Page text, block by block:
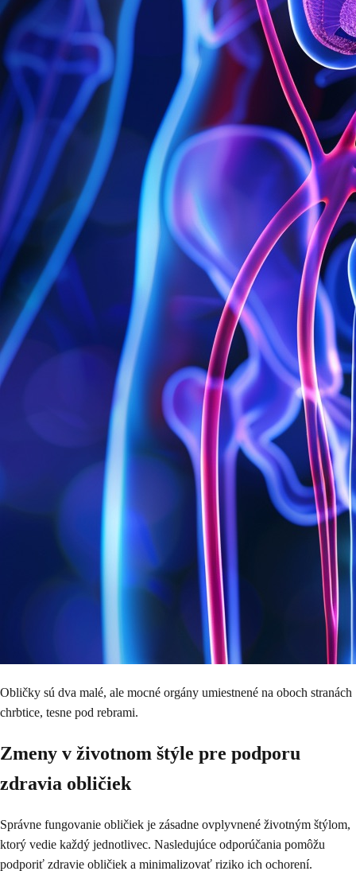
Obličky sú dva malé, ale mocné orgány umiestnené na oboch stranách
chrbtice, tesne pod rebrami.
Zmeny v životnom štýle pre podporu
zdravia obličiek
Správne fungovanie obličiek je zásadne ovplyvnené životným štýlom,
ktorý vedie každý jednotlivec. Nasledujúce odporúčania pomôžu
podporiť zdravie obličiek a minimalizovať riziko ich ochorení.